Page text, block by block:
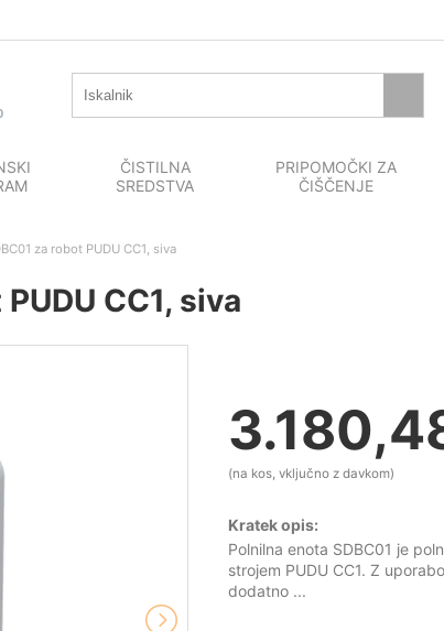
ČISTILNA
SREDSTVA
PRIPOMOČKI ZA
ČIŠČENJE
za robot PUDU CC1, siva
CC1, siva
(na kos, vključno z davkom)
Kratek opis:
Polnilna enota SDBC01 je
strojem PUDU CC1. Z
dodatno ...